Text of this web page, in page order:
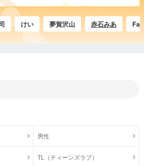
けい 夢賀沢山 赤石みあ Fajiano
男性
TL（ティーンズラブ）